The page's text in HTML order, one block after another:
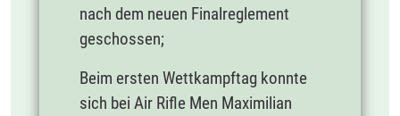
nach dem neuen Finalreglement
geschossen;
Beim ersten Wettkampftag konnte
sich bei Air Rifle Men Maximilian